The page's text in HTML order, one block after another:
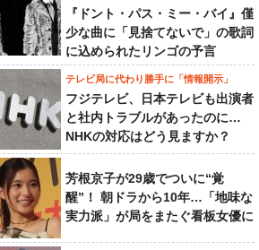
『ドント・パス・ミー・バイ』僅
少な曲に「見捨てないで」の歌詞
に込められたリンゴの予言
テレビ局に代わり勝手に「情報開示」
フジテレビ、日本テレビも出演者
と社内トラブルがあったのに…
NHKの対応はどう見ますか？
芳根京子が29歳でついに“覚
醒”！ 朝ドラから10年…「地味な
実力派」が局をまたぐ看板女優に